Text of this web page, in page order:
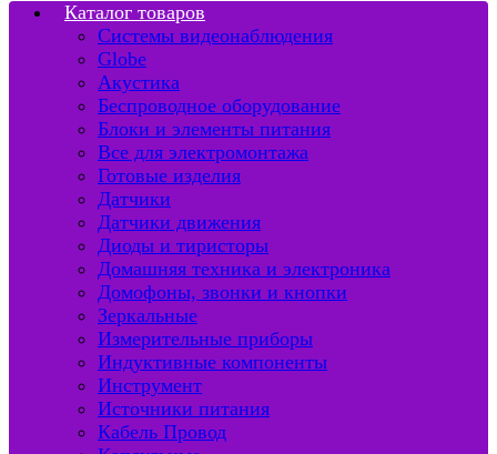
Каталог товаров
Системы видеонаблюдения
Globe
Акустика
Беспроводное оборудование
Блоки и элементы питания
Все для электромонтажа
Готовые изделия
Датчики
Датчики движения
Диоды и тиристоры
Домашняя техника и электроника
Домофоны, звонки и кнопки
Зеркальные
Измерительные приборы
Индуктивные компоненты
Инструмент
Источники питания
Кабель Провод